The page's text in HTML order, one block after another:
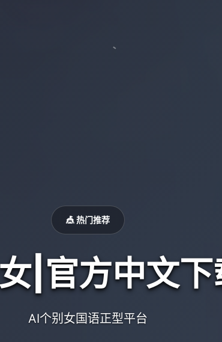
🎪 热门推荐
|官方中文下
AI个别女国语正型平台